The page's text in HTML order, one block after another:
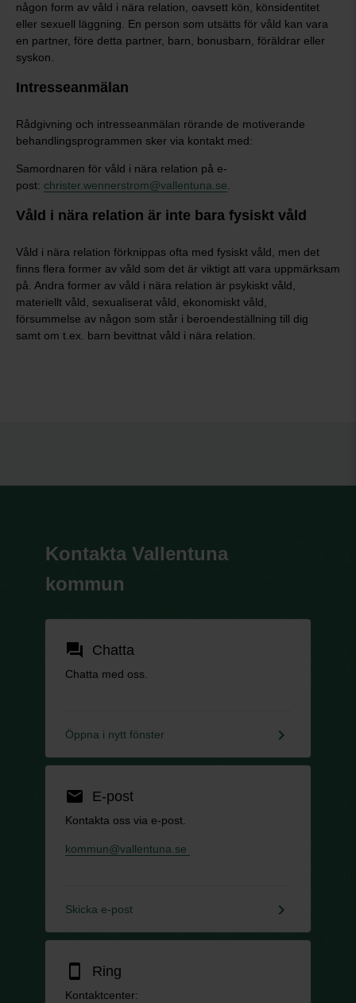
någon form av våld i nära relation, oavsett kön, könsidentitet
eller sexuell läggning. En person som utsätts för våld kan vara
en partner, före detta partner, barn, bonusbarn, föräldrar eller
syskon.
Intresseanmälan
Rådgivning och intresseanmälan rörande de motiverande
behandlingsprogrammen sker via kontakt med:
Samordnaren för våld i nära relation på e-
post: christer.wennerstrom@vallentuna.se
Våld i nära relation är inte bara fysiskt våld
Våld i nära relation förknippas ofta med fysiskt våld, men det
finns flera former av våld som det är viktigt att vara uppmärksam
på. Andra former av våld i nära relation är psykiskt våld,
materiellt våld, sexualiserat våld, ekonomiskt våld,
försummelse av någon som står i beroendeställning till dig
samt om t.ex. barn bevittnat våld i nära relation.
Kontakta Vallentuna
kommun
forum Chatta
Chatta med oss.
Öppna i nytt fönster keyboard_arrow_right
email E-post
Kontakta oss via e-post.
kommun@vallentuna.se
Skicka e-post keyboard_arrow_right
smartphone Ring
Kontaktcenter: